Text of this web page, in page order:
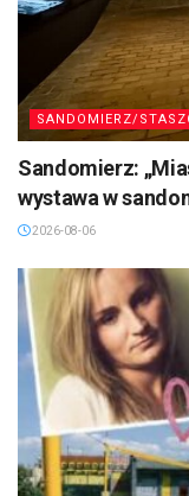
SANDOMIERZ/
Sandomierz:
wystawa w
2026-08-06